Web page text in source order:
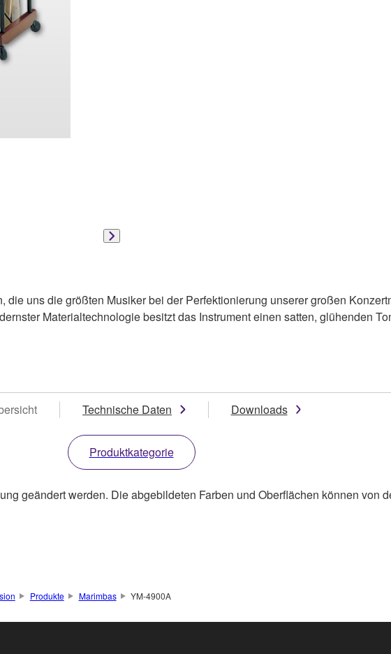
uns die größten Musiker bei der Perfektionierung unserer großen
Materialtechnologie besitzt das Instrument einen satten, glühenden
Technische Daten Downloads
Produktkategorie
geändert werden. Die abgebildeten Farben und Oberflächen können von
Produkte Marimbas YM-4900A